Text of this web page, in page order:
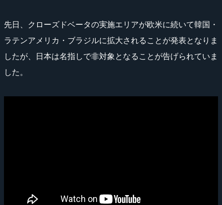
先日、クローズドベータの実施エリアが欧米に続いて韓国・
ラテンアメリカ・ブラジルに拡大されることが発表となりま
したが、日本は名指しで非対象となることが告げられていま
した。